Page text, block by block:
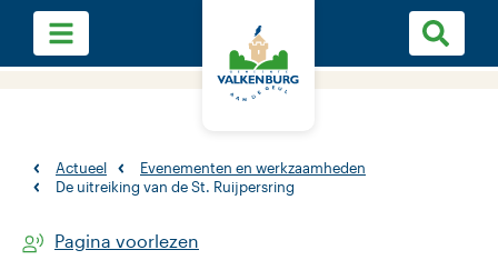
Actueel
Evenementen en werkzaamheden
De uitreiking van de St. Ruijpersring
Pagina voorlezen